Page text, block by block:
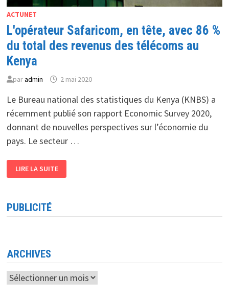
ACTUNET
L'opérateur Safaricom, en tête, avec 86 %
du total des revenus des télécoms au
Kenya
paradmin 2 mai 2020
Le Bureau national des statistiques du Kenya (KNBS) a
récemment publié son rapport Economic Survey 2020,
donnant de nouvelles perspectives sur l’économie du
pays. Le secteur …
SAFARICOM,
EN
DU
TOTAL
AU
KENYA
LIRE LA SUITE
PUBLICITÉ
ARCHIVES
Archives